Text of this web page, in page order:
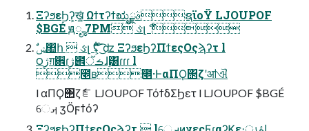
ΞʔϧεϦʔ͕ख͕͚ͨ ΩϯτʔϯಋೖࣄྫຊϊοΫ LJOUPOF
$BGÉ ԭೄ 7PM ઙլ ޭ࣍ 
౦ژग़਎ɾژ౎ࡏॅɺ࣮͸ɾɾɾ l
೥ʙ೥·ͰαΠϘ΢ζʹॴଐ
l αΠϘ΢ζެೝ LJOUPOF ΤόϯδΣϦετ l LJOUPOF $BGÉ
େࡕ ӡӦϝϯόʔ